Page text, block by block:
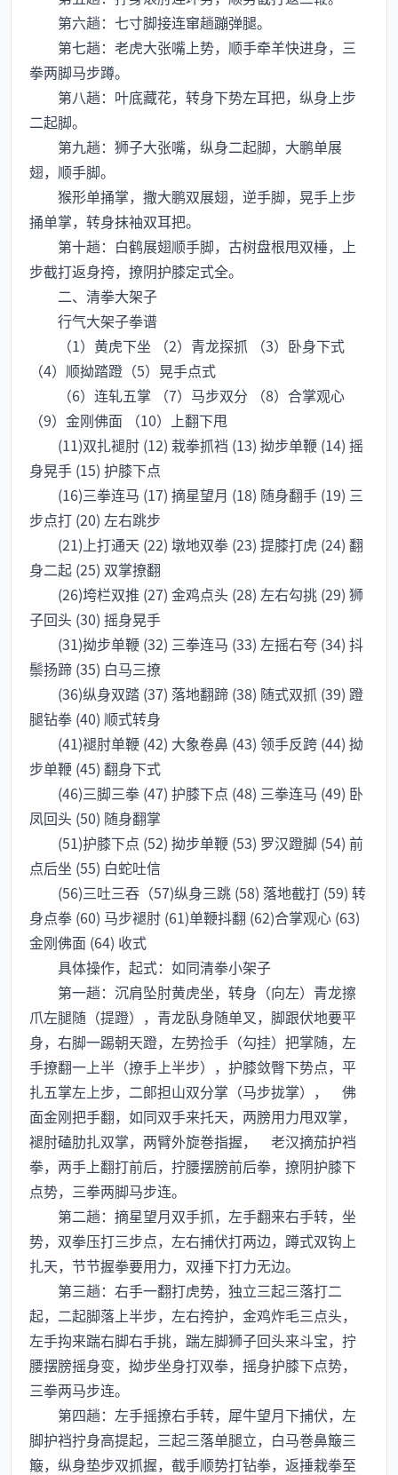
第六趟：七寸脚接连窜趟蹦弹腿。
第七趟：老虎大张嘴上势，顺手牵羊快进身，三
拳两脚马步蹲。
第八趟：叶底藏花，转身下势左耳把，纵身上步
二起脚。
第九趟：狮子大张嘴，纵身二起脚，大鹏单展
翅，顺手脚。
猴形单捅掌，撒大鹏双展翅，逆手脚，晃手上步
捅单掌，转身抹袖双耳把。
第十趟：白鹤展翅顺手脚，古树盘根甩双棰，上
步截打返身挎，撩阴护膝定式全。
二、清拳大架子
行气大架子拳谱
（1）黄虎下坐 （2）青龙探抓 （3）卧身下式
（4）顺拗踏蹬（5）晃手点式
（6）连轧五掌 （7）马步双分 （8）合掌观心
（9）金刚佛面 （10）上翻下甩
(11)双扎褪肘 (12) 栽拳抓裆 (13) 拗步单鞭 (14) 摇
身晃手 (15) 护膝下点
(16)三拳连马 (17) 摘星望月 (18) 随身翻手 (19) 三
步点打 (20) 左右跳步
(21)上打通天 (22) 墩地双拳 (23) 提膝打虎 (24) 翻
身二起 (25) 双掌撩翻
(26)垮栏双推 (27) 金鸡点头 (28) 左右勾挑 (29) 狮
子回头 (30) 摇身晃手
(31)拗步单鞭 (32) 三拳连马 (33) 左摇右夸 (34) 抖
鬃扬蹄 (35) 白马三撩
(36)纵身双踏 (37) 落地翻蹄 (38) 随式双抓 (39) 蹬
腿钻拳 (40) 顺式转身
(41)褪肘单鞭 (42) 大象卷鼻 (43) 领手反跨 (44) 拗
步单鞭 (45) 翻身下式
(46)三脚三拳 (47) 护膝下点 (48) 三拳连马 (49) 卧
凤回头 (50) 随身翻掌
(51)护膝下点 (52) 拗步单鞭 (53) 罗汉蹬脚 (54) 前
点后坐 (55) 白蛇吐信
(56)三吐三吞（57)纵身三跳 (58) 落地截打 (59) 转
身点拳 (60) 马步褪肘 (61)单鞭抖翻 (62)合掌观心 (63)
金刚佛面 (64) 收式
具体操作，起式：如同清拳小架子
第一趟：沉肩坠肘黄虎坐，转身（向左）青龙擦
爪左腿随（提蹬），青龙臥身随单叉，脚跟伏地要平
身，右脚一踢朝天蹬，左势捡手（勾挂）把掌随，左
手撩翻一上半（撩手上半步），护膝敛臀下势点，平
扎五掌左上步，二郞担山双分掌（马步拢掌）， 佛
面金刚把手翻，如同双手来托天，两膀用力甩双掌，
褪肘磕肋扎双掌，两臂外旋巻指握， 老汉摘茄护裆
拳，两手上翻打前后，拧腰摆膀前后拳，撩阴护膝下
点势，三拳两脚马步连。
第二趟：摘星望月双手抓，左手翻来右手转，坐
势，双拳压打三步点，左右捕伏打两边，蹲式双钩上
扎天，节节握拳要用力，双捶下打力无边。
第三趟：右手一翻打虎势，独立三起三落打二
起，二起脚落上半步，左右挎护，金鸡炸毛三点头，
左手抅来踹右脚右手挑，踹左脚狮子回头来斗宝，拧
腰摆膀摇身变，拗步坐身打双拳，摇身护膝下点势，
三拳两马步连。
第四趟：左手摇撩右手转，犀牛望月下捕伏，左
脚护裆拧身高提起，三起三落单腿立，白马巻鼻簸三
簸，纵身垫步双抓握，截手顺势打钻拳，返捶栽拳至